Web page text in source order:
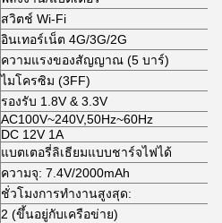
สวิตช์ Wi-Fi
อินเทอร์เน็ต 4G/3G/2G
ความแรงของสัญญาณ (5 บาร์)
ไมโครซิม (3FF)
รองรับ 1.8V & 3.3V
AC100V~240V,50Hz~60Hz
DC 12V 1A
แบตเตอรี่ลิเธียมแบบชาร์จไฟได้
ความจุ: 7.4V/2000mAh
ชั่วโมงการทำงานสูงสุด:
2 (ขึ้นอยู่กับเครือข่าย)